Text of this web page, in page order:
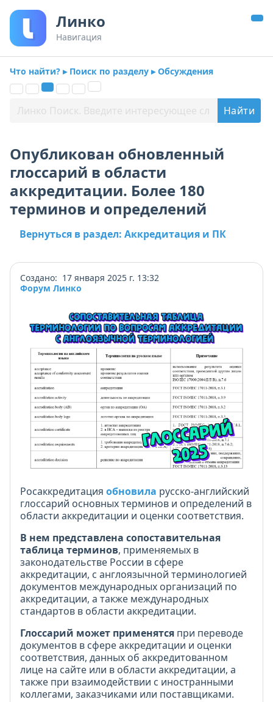
Линко
Навигация
Что найти? ▸ Поиск по разделу ▸ Обсуждения
Опубликован обновленный
глоссарий в области
аккредитации. Более 180
терминов и определений
Вернуться в раздел: Аккредитация и ПК
Создано: 17 января 2025 г. 13:32
Форум Линко
Росаккредитация обновила русско-английский
глоссарий основных терминов и определений в
области аккредитации и оценки соответствия.
В нем представлена сопоставительная
таблица терминов, применяемых в
законодательстве России в сфере
аккредитации, с англоязычной терминологией
документов международных организаций по
аккредитации, а также международных
стандартов в области аккредитации.
Глоссарий может применятся при переводе
документов в сфере аккредитации и оценки
соответствия, данных об аккредитованном
лице на сайте или в области аккредитации, а
также при взаимодействии с иностранными
коллегами, заказчиками или поставщиками.